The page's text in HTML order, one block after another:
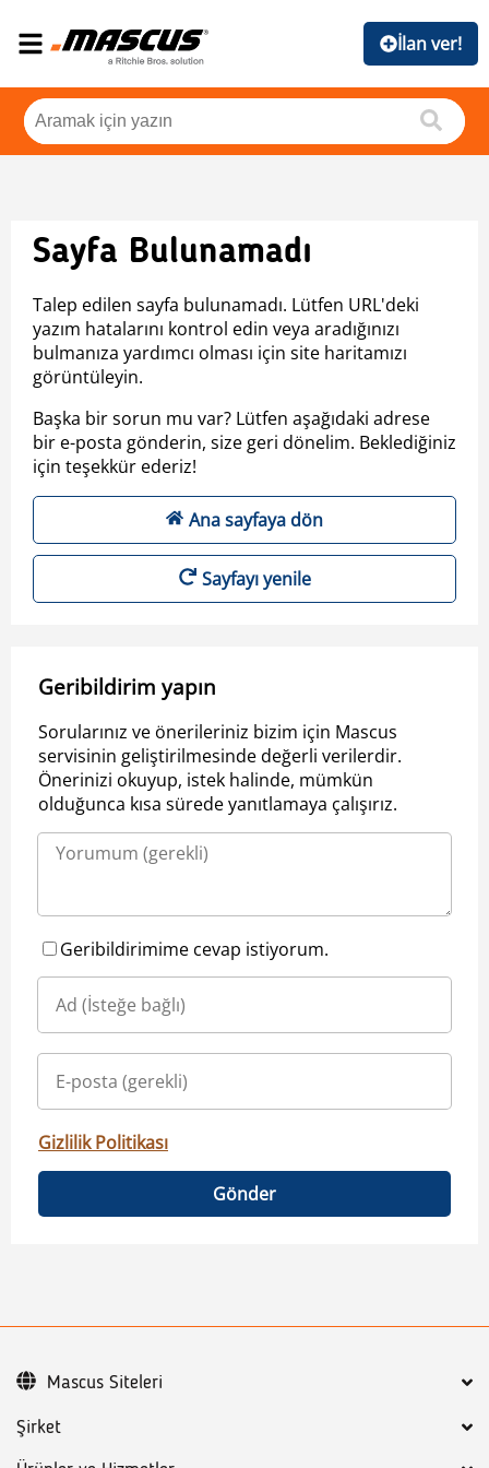
İlan ver!
Sayfa Bulunamadı
Talep edilen sayfa bulunamadı. Lütfen URL'deki
yazım hatalarını kontrol edin veya aradığınızı
bulmanıza yardımcı olması için site haritamızı
görüntüleyin.
Başka bir sorun mu var? Lütfen aşağıdaki adrese
bir e-posta gönderin, size geri dönelim. Beklediğiniz
için teşekkür ederiz!
Ana sayfaya dön
Sayfayı yenile
Geribildirim yapın
Sorularınız ve önerileriniz bizim için Mascus
servisinin geliştirilmesinde değerli verilerdir.
Önerinizi okuyup, istek halinde, mümkün
olduğunca kısa sürede yanıtlamaya çalışırız.
Geribildirimime cevap istiyorum.
Gizlilik Politikası
Gönder
Şirket
Mascus Siteleri